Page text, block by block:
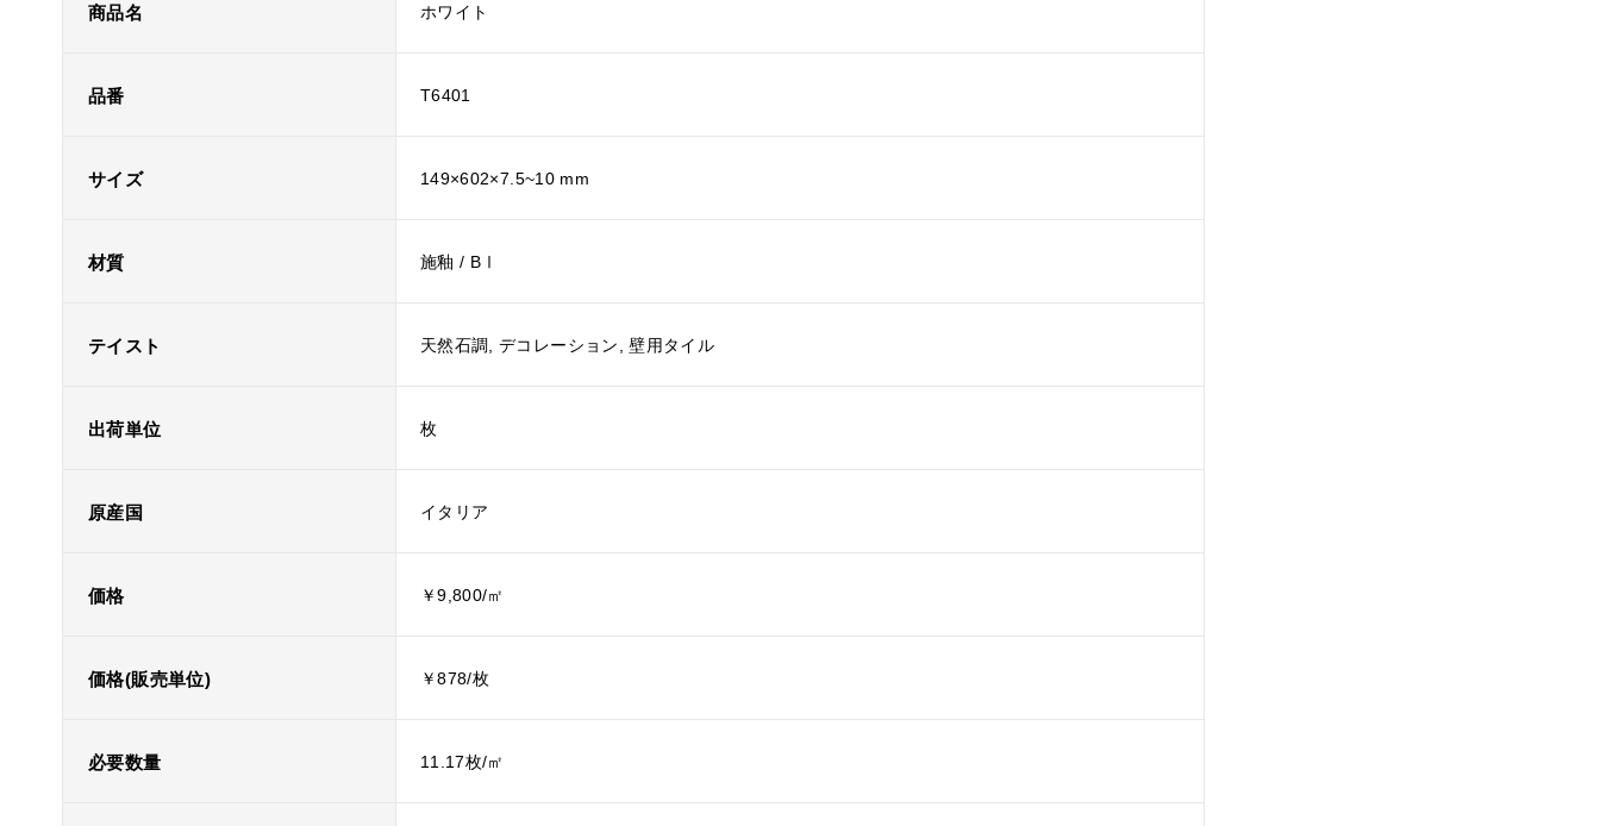
商品名 ホワイト
品番 T6401
サイズ 149×602×7.5~10 mm
材質 施釉 / BⅠ
テイスト 天然石調, デコレーション, 壁用タイル
出荷単位 枚
原産国 イタリア
価格 ￥9,800/㎡
価格(販売単位) ￥878/枚
必要数量 11.17枚/㎡